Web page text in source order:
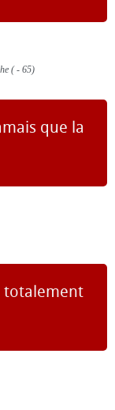
( - 65)
que la
totalement